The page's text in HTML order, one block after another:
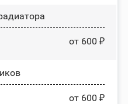
от 600 ₽
от 600 ₽